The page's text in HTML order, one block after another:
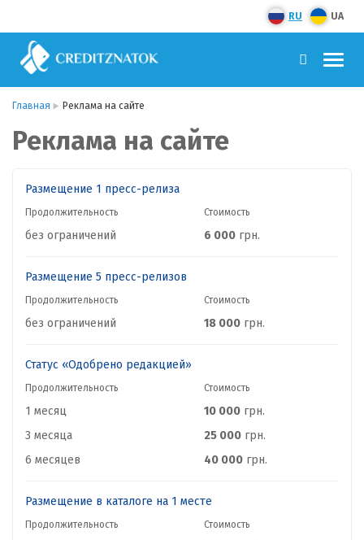
RU UA
Главная Реклама на сайте
Реклама на сайте
Размещение 1 пресс-релиза
Продолжительность
без ограничений
Стоимость
6 000 грн.
Размещение 5 пресс-релизов
Продолжительность
без ограничений
Стоимость
18 000 грн.
Статус «Одобрено редакцией»
Продолжительность
1 месяц
3 месяца
6 месяцев
Стоимость
10 000 грн.
25 000 грн.
40 000 грн.
Размещение в каталоге на 1 месте
Продолжительность Стоимость